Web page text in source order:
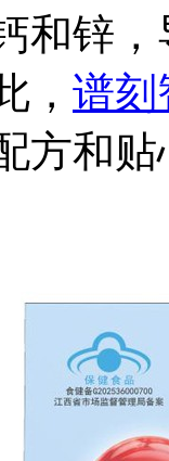
和锌
， 谱刻
方和